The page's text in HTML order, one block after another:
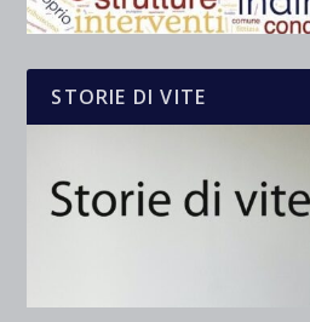
STORIE DI VITE